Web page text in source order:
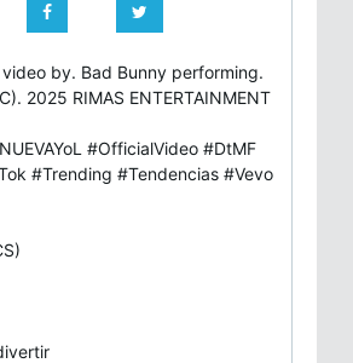
by. Bad Bunny performing.
2025 RIMAS ENTERTAINMENT
#OfficialVideo #DtMF
#Trending #Tendencias #Vevo